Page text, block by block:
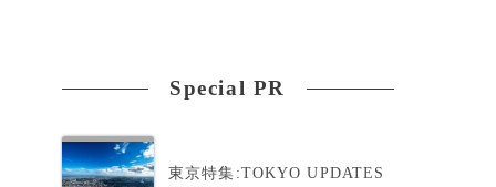
Special PR
東京特集:TOKYO UPDATES